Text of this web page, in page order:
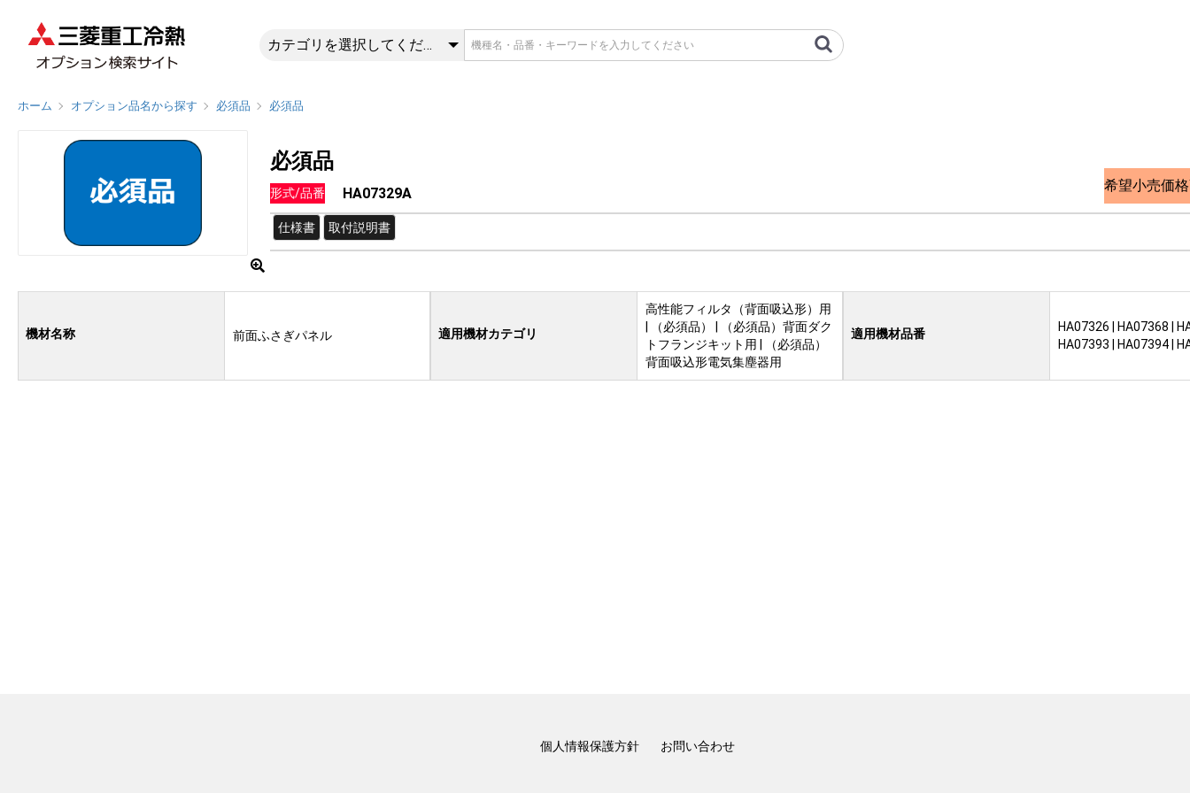
HA07329A | 必須品 | 三菱重工冷熱 オプション検索サイト
カテゴリを選択してください
ホーム オプション品名から探す 必須品 必須品
必須品
形式/品番 HA07329A 希望小売価格
仕様書 取付説明書
機材名称 前面ふさぎパネル 適用機材カテゴリ
高性能フィルタ（背面吸込形）用
| （必須品） | （必須品）背面ダク
トフランジキット用 | （必須品）
背面吸込形電気集塵器用
適用機材品番
HA07326 | HA07368 |
HA07393 | HA07394 |
個人情報保護方針 お問い合わせ